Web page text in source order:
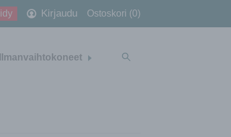
Ilmanvaihtokoneet
Kirjaudu Ostoskori (0)